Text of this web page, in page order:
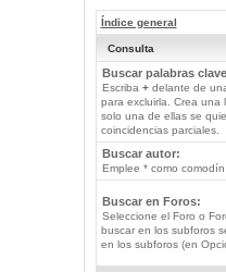
Índice general
Consulta
Buscar palabras
Escriba +delante de
para excluirla. Crea una
solo una de ellas se
coincidencias parciales.
Buscar autor:
Emplee * como
Buscar en Foros:
Seleccione el Foro o
buscar en los subforos
en los subforos (en